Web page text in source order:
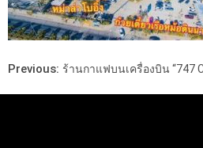
Previous: ร้านกาแฟบนเครื่องบิน “747